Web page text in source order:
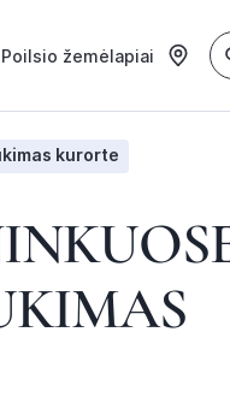
Poilsio žemėlapiai
kurorte